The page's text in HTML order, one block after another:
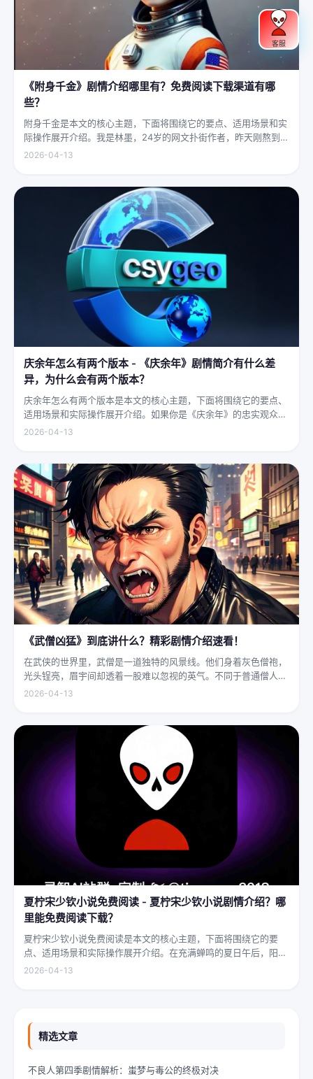
《附身千金》剧情介绍哪里有？免费阅读下载渠道有哪
些？
附身千金是本文的核心主题，下面将围绕它的要点、适用场景和实
际操作展开介绍。我是林墨，24岁的网文扑街作者，昨天刚熬到凌
晨四点赶完一本豪门甜宠文的大纲，揉着发酸的眼睛扑上床就睡，
2026-04-13
庆余年怎么有两个版本 - 《庆余年》剧情简介有什么差
异，为什么会有两个版本？
庆余年怎么有两个版本是本文的核心主题，下面将围绕它的要点、
适用场景和实际操作展开介绍。如果你是《庆余年》的忠实观众，
可能会发现这部剧在不同视频平台上呈现出两个略有差异的版本，
2026-04-13
《武僧凶猛》到底讲什么？精彩剧情介绍速看！
在武侠的世界里，武僧是一道独特的风景线。他们身着灰色僧袍，
光头锃亮，眉宇间却透着一股难以忽视的英气。不同于普通僧人的
慈眉善目，武僧的眼神中常常闪烁着锐利的光，仿佛能洞穿一切虚
2026-04-13
夏柠宋少钦小说免费阅读 - 夏柠宋少钦小说剧情介绍？哪
里能免费阅读下载？
夏柠宋少钦小说免费阅读是本文的核心主题，下面将围绕它的要
点、适用场景和实际操作展开介绍。在充满蝉鸣的夏日午后，阳光
透过梧桐树叶的缝隙，洒在少女夏柠的肩头。她坐在旧书摊旁，手
2026-04-13
精选文章
不良人第四季剧情解析：蚩梦与毒公的终极对决
客服